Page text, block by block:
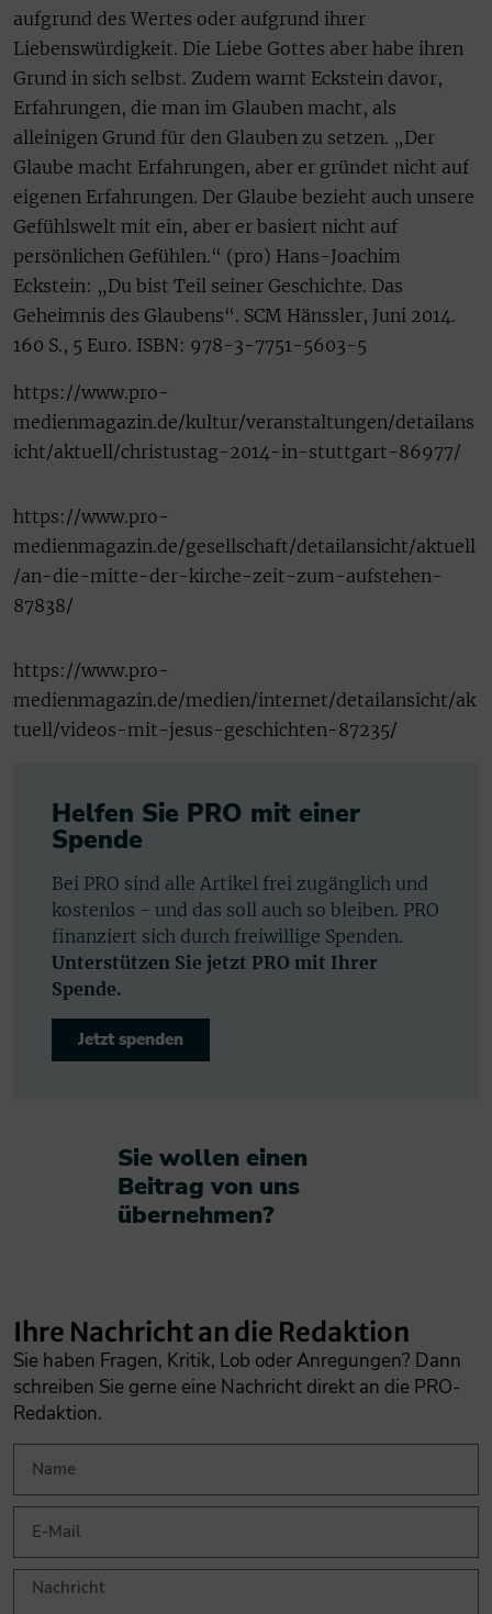
aufgrund des Wertes oder aufgrund ihrer
Liebenswürdigkeit. Die Liebe Gottes aber habe ihren
Grund in sich selbst. Zudem warnt Eckstein davor,
Erfahrungen, die man im Glauben macht, als
alleinigen Grund für den Glauben zu setzen. „Der
Glaube macht Erfahrungen, aber er gründet nicht auf
eigenen Erfahrungen. Der Glaube bezieht auch unsere
Gefühlswelt mit ein, aber er basiert nicht auf
persönlichen Gefühlen.“ (pro) Hans-Joachim
Eckstein: „Du bist Teil seiner Geschichte. Das
Geheimnis des Glaubens“. SCM Hänssler, Juni 2014.
160 S., 5 Euro. ISBN: 978-3-7751-5603-5
https://www.pro-
medienmagazin.de/kultur/veranstaltungen/detailans
icht/aktuell/christustag-2014-in-stuttgart-86977/
https://www.pro-
medienmagazin.de/gesellschaft/detailansicht/aktuell
/an-die-mitte-der-kirche-zeit-zum-aufstehen-
87838/
https://www.pro-
medienmagazin.de/medien/internet/detailansicht/ak
tuell/videos-mit-jesus-geschichten-87235/
Helfen Sie PRO mit einer
Spende
Bei PRO sind alle Artikel frei zugänglich und
kostenlos - und das soll auch so bleiben. PRO
finanziert sich durch freiwillige Spenden.
Unterstützen Sie jetzt PRO mit Ihrer
Spende.
Jetzt spenden
Sie wollen einen
Beitrag von uns
übernehmen?​
Ihre Nachricht an die Redaktion
Sie haben Fragen, Kritik, Lob oder Anregungen? Dann
schreiben Sie gerne eine Nachricht direkt an die PRO-
Redaktion.